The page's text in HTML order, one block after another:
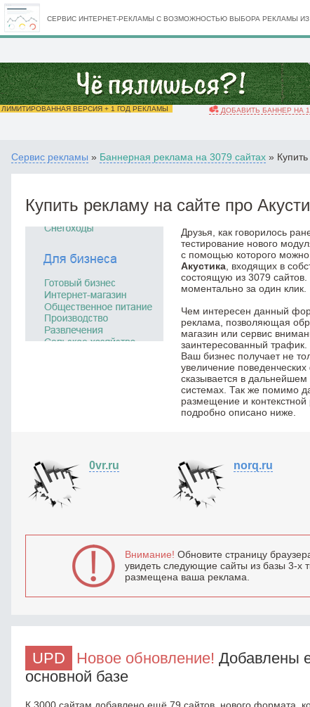
СЕРВИС ИНТЕРНЕТ-РЕКЛАМЫ С ВОЗМОЖНОСТЬЮ ВЫБОРА РЕКЛАМЫ
ЛИМИТИРОВАННАЯ ВЕРСИЯ + 1 ГОД РЕКЛАМЫ ДОБАВИТЬ БАННЕР НА
Сервис рекламы » Баннерная реклама на 3079 сайтах »
Купить рекламу на сайте про
Друзья, как говорилось
тестирование нового
с помощью которого можно
Акустика , входящих в
состоящую из 3079
моментально за один клик.
Чем интересен данный
реклама, позволяющая
магазин или сервис
заинтересованный
Ваш бизнес получает не
увеличение
сказывается в
системах. Так же помимо
размещение и
подробно описано ниже.
0vr.ru norq.ru
Внимание! Обновите страницу
увидеть следующие сайты из базы 3-х
размещена ваша реклама.
UPD Новое обновление! Добавлены
основной базе
К 3000 сайтам добавлено ещё 79 сайтов, нового формата,